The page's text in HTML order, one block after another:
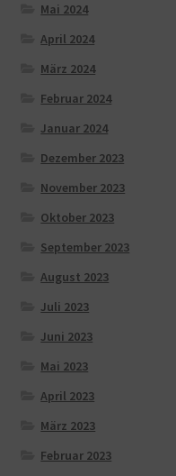
Mai 2024
April 2024
März 2024
Februar 2024
Januar 2024
Dezember 2023
November 2023
Oktober 2023
September 2023
August 2023
Juli 2023
Juni 2023
Mai 2023
April 2023
März 2023
Februar 2023